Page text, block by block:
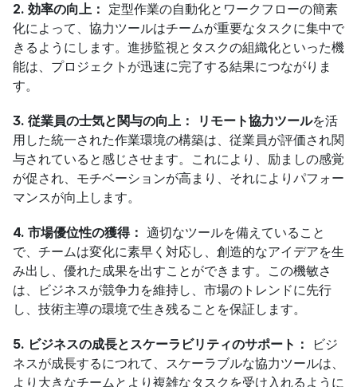
2. 効率の向上： 定型作業の自動化とワークフローの簡素
化によって、協力ツールはチームが重要なタスクに集中で
きるようにします。進捗監視とタスクの組織化といった機
能は、プロジェクトが迅速に完了する結果につながりま
す。
3. 従業員の士気と関与の向上： リモート協力ツールを活
用した統一された作業環境の構築は、従業員が評価され関
与されていると感じさせます。これにより、励ましの感覚
が促され、モチベーションが高まり、それによりパフォー
マンスが向上します。
4. 市場優位性の獲得： 適切なツールを備えていること
で、チームは変化に素早く対応し、創造的なアイデアを生
み出し、優れた成果を出すことができます。この機敏さ
は、ビジネスが競争力を維持し、市場のトレンドに先行
し、技術主導の環境で生き残ることを保証します。
5. ビジネスの成長とスケーラビリティのサポート：
ビジ
ネスが成長するにつれて、スケーラブルな協力ツールは、
より大きなチームとより複雑なタスクを受け入れるように